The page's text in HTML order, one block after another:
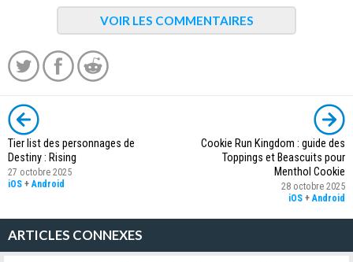
VOIR LES COMMENTAIRES
Tier list des personnages de
Destiny : Rising
27 octobre 2025
iOS +Android
Cookie Run Kingdom : guide des
Toppings et Beascuits pour
Menthol Cookie
28 octobre 2025
iOS +Android
ARTICLES CONNEXES